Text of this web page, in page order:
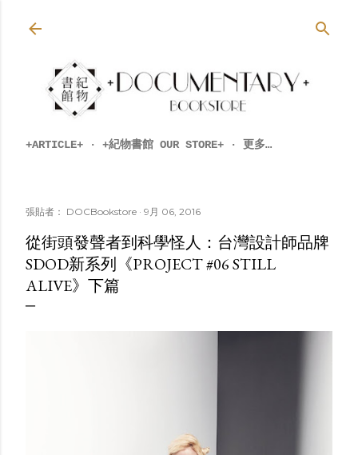
+ARTICLE+ +紀物書館 OUR STORE+ 更多…
張貼者： DOCBookstore 9月 06, 2016
從街頭發聲者到科學怪人：台灣設計師品牌
SDOD新系列《PROJECT #06 STILL
ALIVE》下篇